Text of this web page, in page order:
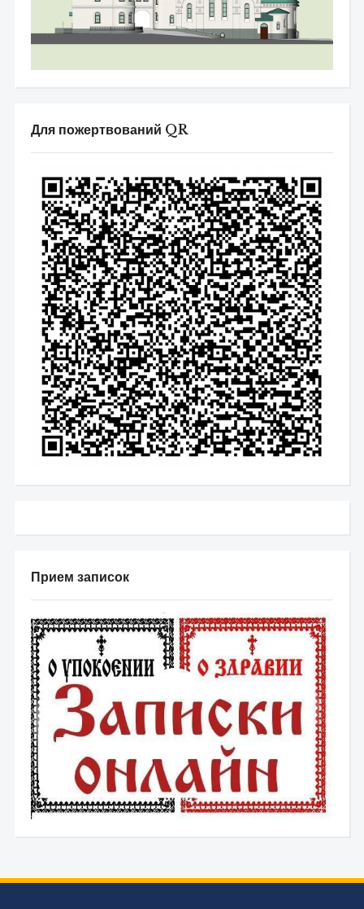
Для пожертвований QR
Прием записок